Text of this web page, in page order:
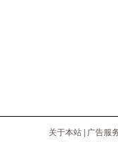
关于本站
广告服